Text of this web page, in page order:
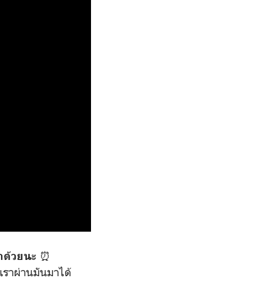
ด้วยนะ ⏰
ราผ่านมันมาได้